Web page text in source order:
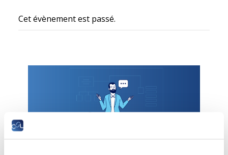
Cet évènement est passé.